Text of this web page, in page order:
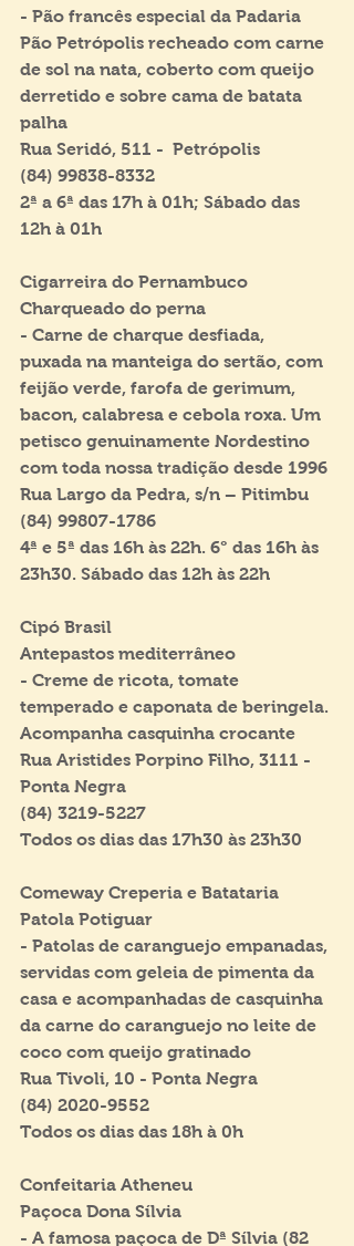
- Pão francês especial da Padaria
Pão Petrópolis recheado com carne
de sol na nata, coberto com queijo
derretido e sobre cama de batata
palha
Rua Seridó, 511 -  Petrópolis
(84) 99838-8332
2ª a 6ª das 17h à 01h; Sábado das
12h à 01h
Cigarreira do Pernambuco
Charqueado do perna
- Carne de charque desfiada,
puxada na manteiga do sertão, com
feijão verde, farofa de gerimum,
bacon, calabresa e cebola roxa. Um
petisco genuinamente Nordestino
com toda nossa tradição desde 1996
Rua Largo da Pedra, s/n – Pitimbu
(84) 99807-1786
4ª e 5ª das 16h às 22h. 6° das 16h às
23h30. Sábado das 12h às 22h
Cipó Brasil
Antepastos mediterrâneo
- Creme de ricota, tomate
temperado e caponata de beringela.
Acompanha casquinha crocante
Rua Aristides Porpino Filho, 3111 -
Ponta Negra
(84) 3219-5227
Todos os dias das 17h30 às 23h30
Comeway Creperia e Batataria
Patola Potiguar
- Patolas de caranguejo empanadas,
servidas com geleia de pimenta da
casa e acompanhadas de casquinha
da carne do caranguejo no leite de
coco com queijo gratinado
Rua Tivoli, 10 - Ponta Negra
(84) 2020-9552
Todos os dias das 18h à 0h
Confeitaria Atheneu
Paçoca Dona Sílvia
- A famosa paçoca de Dª Sílvia (82